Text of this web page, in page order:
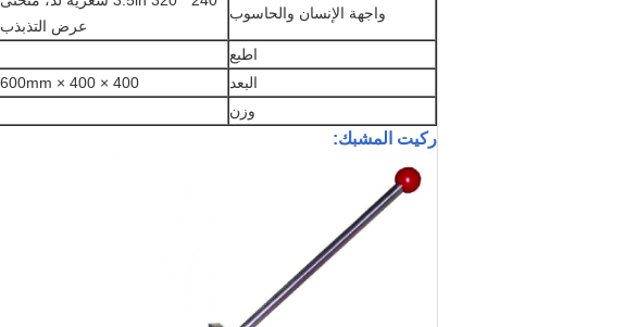
واجهة الإنسان والحاسوب
عرض التذبذب
اطبع
البعد
400 × 400 × 600mm
وزن
ركيت المشبك: